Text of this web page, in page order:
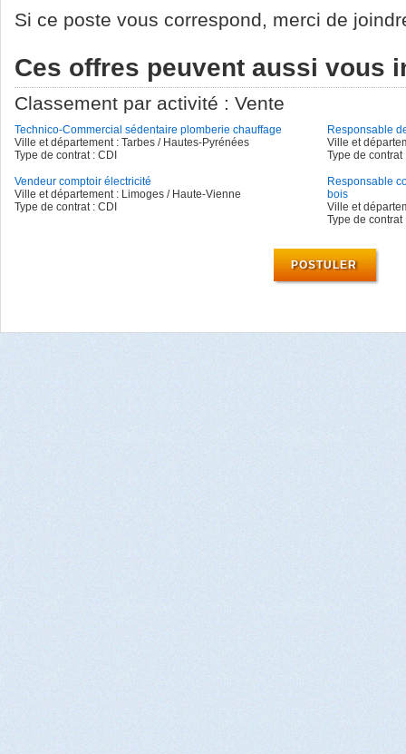
Si ce poste vous correspond, merci de
Ces offres peuvent aussi vous
Classement par activité : Vente
Technico-Commercial sédentaire plomberie chauffage
Ville et département : Tarbes / Hautes-Pyrénées
Type de contrat : CDI
Responsable
Ville et
Type de contrat
Vendeur comptoir électricité
Ville et département : Limoges / Haute-Vienne
Type de contrat : CDI
Responsable
bois
Ville et
Type de contrat
POSTULER